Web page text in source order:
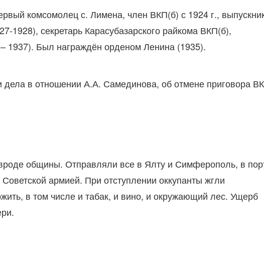
комсомолец с. Лимена, член ВКП(б) с 1924 г.,
1928), секретарь Карасубазарского райкома ВКП(б),
Был награждён орденом Ленина (1935).
в отношении А.А. Самединова, об отмене приговора ВК
общины. Отправляли все в Ялту и Симферополь, в
армией. При отступлении оккупанты жгли
в том числе и табак, и вино, и окружающий лес. Ущерб